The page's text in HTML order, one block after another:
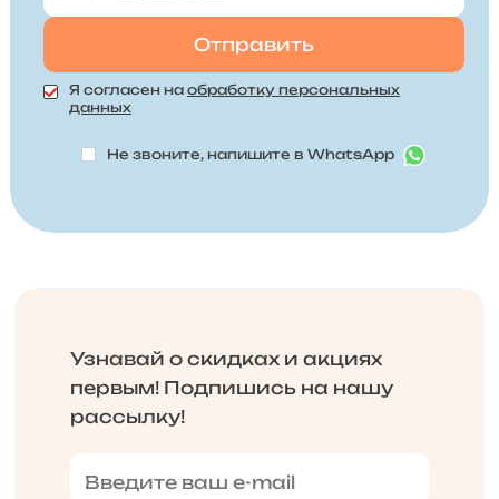
Я согласен на обработку персональных
данных
Не звоните, напишите в WhatsApp
Узнавай о скидках и акциях
первым! Подпишись на нашу
рассылку!